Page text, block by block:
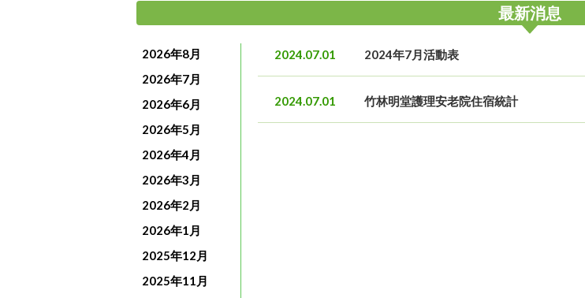
最新消息
2026年8月
2026年7月
2026年6月
2026年5月
2026年4月
2026年3月
2026年2月
2026年1月
2025年12月
2025年11月
2024.07.01 2024年7月活動表
2024.07.01 竹林明堂護理安老院住宿統計